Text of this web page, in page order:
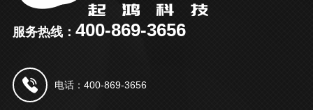
服务热线： 400-869-3656
电话：400-869-3656